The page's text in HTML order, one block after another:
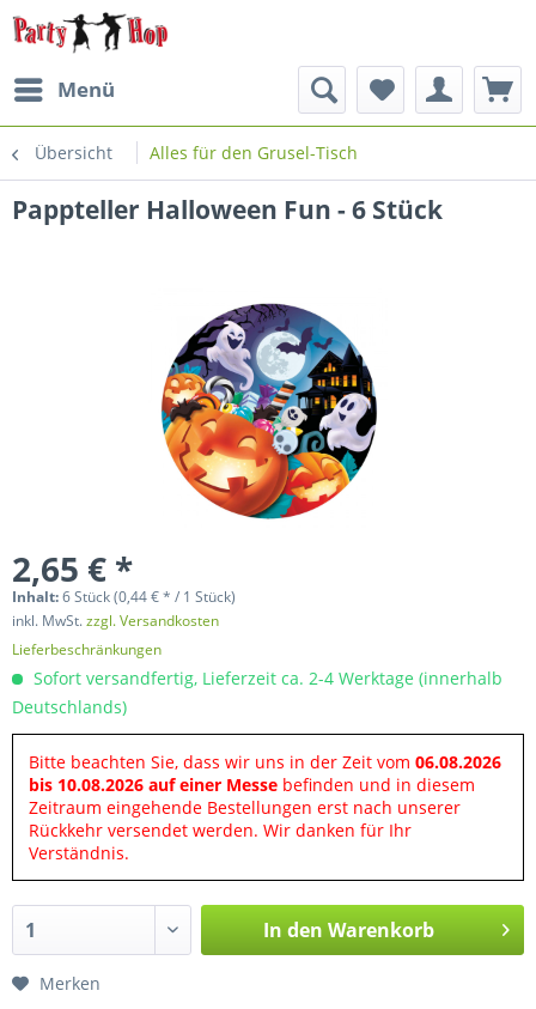
Menü
Übersicht Alles für den Grusel-Tisch
Pappteller Halloween Fun - 6 Stück
2,65 € *
Inhalt:6 Stück (0,44 € * / 1 Stück)
inkl. MwSt.zzgl. Versandkosten
Lieferbeschränkungen
Sofort versandfertig, Lieferzeit ca. 2-4 Werktage (innerhalb
Deutschlands)
Bitte beachten Sie, dass wir uns in der Zeit vom 06.08.2026
bis 10.08.2026 auf einer Messe befinden und in diesem
Zeitraum eingehende Bestellungen erst nach unserer
Rückkehr versendet werden. Wir danken für Ihr
Verständnis.
In den Warenkorb
Merken